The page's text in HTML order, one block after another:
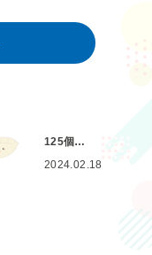
125個…
2024.02.18